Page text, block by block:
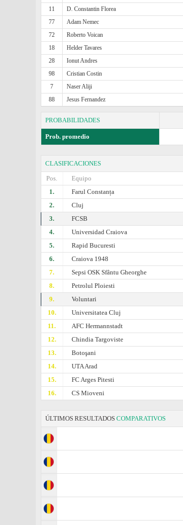
11
D. Constantin Florea
77
Adam Nemec
72
Roberto Voican
18
Helder Tavares
28
Ionut Andres
98
Cristian Costin
7
Naser Aliji
88
Jesus Fernandez
PROBABILIDADES
Prob. promedio
CLASIFICACIONES
Pos.
Equipo
1.
Farul Constanța
2.
Cluj
3.
FCSB
4.
Universidad Craiova
5.
Rapid Bucuresti
6.
Craiova 1948
7.
Sepsi OSK Sfântu Gheorghe
8.
Petrolul Ploiesti
9.
Voluntari
10.
Universitatea Cluj
11.
AFC Hermannstadt
12.
Chindia Targoviste
13.
Botoşani
14.
UTA Arad
15.
FC Arges Pitesti
16.
CS Mioveni
ÚLTIMOS RESULTADOS COMPARATIVOS